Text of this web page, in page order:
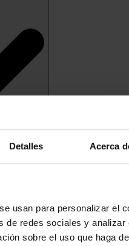
Detalles Acerca
usan para personalizar el
de redes sociales y analizar
sobre el uso que haga